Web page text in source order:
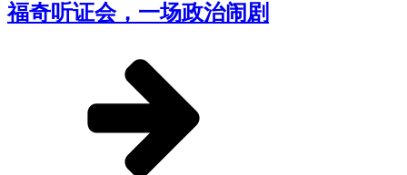
福奇听证会，一场政治闹剧